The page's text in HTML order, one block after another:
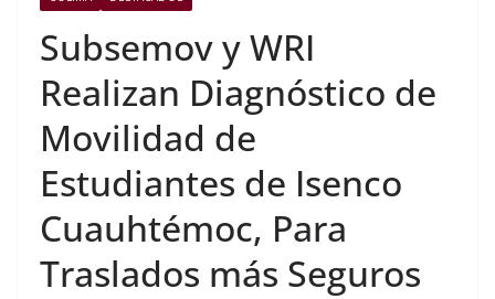
Subsemov y WRI
Realizan Diagnóstico de
Movilidad de
Estudiantes de Isenco
Cuauhtémoc, Para
Traslados más Seguros